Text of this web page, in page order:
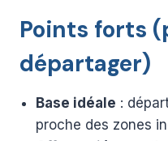
Points forts
départager)
Base idéale :
proche des zones